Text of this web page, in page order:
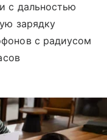
с дальностью
зарядку
с радиусом